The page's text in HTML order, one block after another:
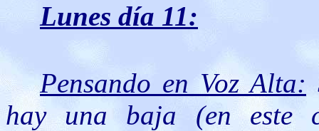
Lunes día 11:
Pensando en Voz Alta:
hay una baja (en este